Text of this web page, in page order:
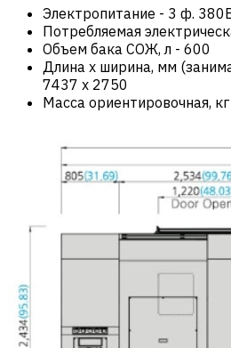
Электропитание - 3 ф.
Потребляемая
Объем бака СОЖ, л - 600
Длина х ширина, мм
7437 x 2750
Масса ориентировочная, кг